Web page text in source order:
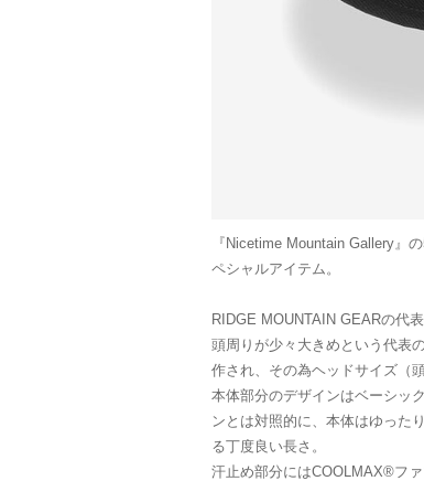
『Nicetime Mountain Gallery』
ペシャルアイテム。
RIDGE MOUNTAIN GEARの代
頭周りが少々大きめという代表
作され、その為ヘッドサイズ（
本体部分のデザインはベーシッ
ンとは対照的に、本体はゆった
る丁度良い長さ。
汗止め部分にはCOOLMAX®フ